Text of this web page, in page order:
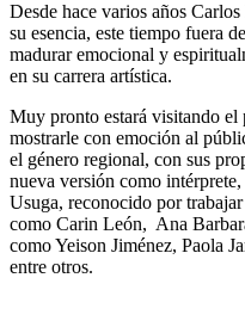
Desde hace varios años
su esencia, este tiempo fuera
madurar emocional y
en su carrera artística.
Muy pronto estará visitando el
mostrarle con emoción al
el género regional, con sus
nueva versión como
Usuga, reconocido por
como Carin León, Ana
como Yeison Jiménez, Paola
entre otros.